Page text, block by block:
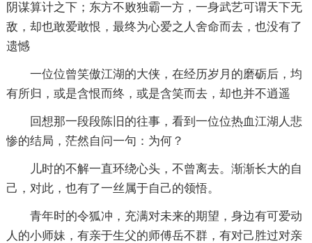
阴谋算计之下；东方不败独霸一方，一身武艺可谓天下无
敌，却也敢爱敢恨，最终为心爱之人舍命而去，也没有了
遗憾
一位位曾笑傲江湖的大侠，在经历岁月的磨砺后，均
有所归，或是含恨而终，或是含笑而去，却也并不逍遥
回想那一段段陈旧的往事，看到一位位热血江湖人悲
惨的结局，茫然自问一句：为何？
儿时的不解一直环绕心头，不曾离去。渐渐长大的自
己，对此，也有了一丝属于自己的领悟。
青年时的令狐冲，充满对未来的期望，身边有可爱动
人的小师妹，有亲于生父的师傅岳不群，有对己胜过对亲